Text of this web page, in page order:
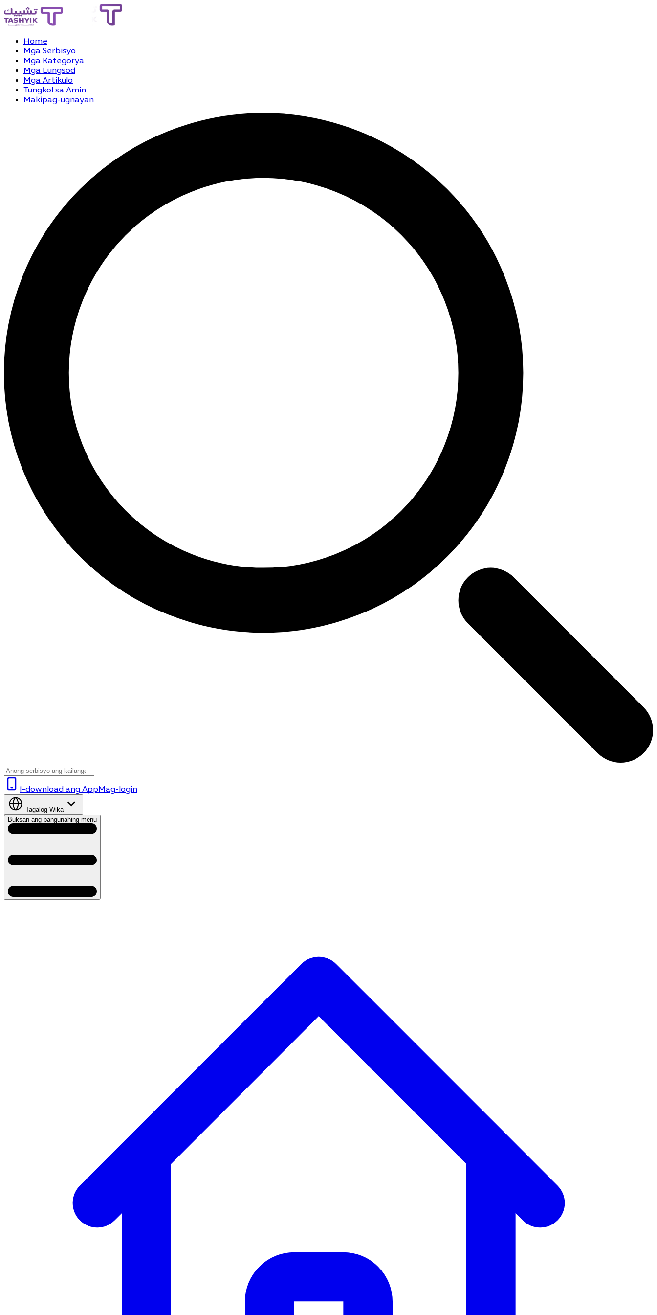
Home
Mga Serbisyo
Mga Kategorya
Mga Lungsod
Mga Artikulo
Tungkol sa Amin
Makipag-ugnayan
I-download ang AppMag-login
Tagalog Wika
Buksan ang pangunahing menu